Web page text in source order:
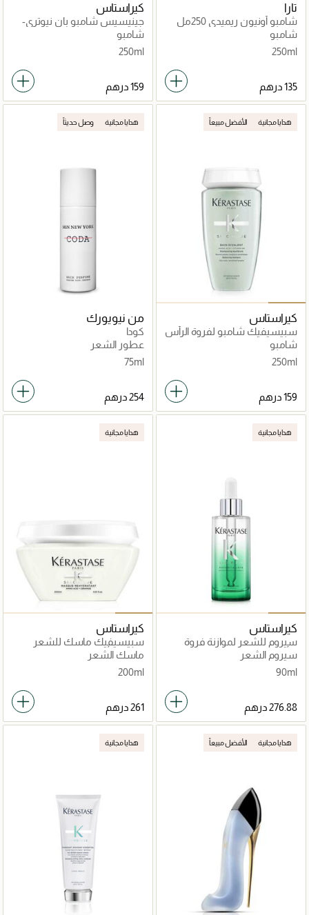
تارا
شامبو أونيون ريميدي 250مل
شامبو
250ml
كيراستاس
جينيسيس شامبو بان نيوتري-
فورتيفاينت 250مل
شامبو
250ml
هدايا مجانية الأفضل مبيعاً
كيراستاس
سبيسيفيك شامبو لفروة الرأس
الدهنية 250مل
شامبو
250ml
هدايا مجانية وصل حديثاً
من نيويورك
كودا
عطور الشعر
75ml
هدايا مجانية
كيراستاس
سيروم للشعر لموازنة فروة
الرأس سبيسيفيك
بوتونشاليست 90مل
سيروم الشعر
90ml
هدايا مجانية
كيراستاس
سبيسيفيك ماسك للشعر
لفروة الرأس الدهنية 200مل
ماسك الشعر
200ml
هدايا مجانية الأفضل مبيعاً هدايا مجانية